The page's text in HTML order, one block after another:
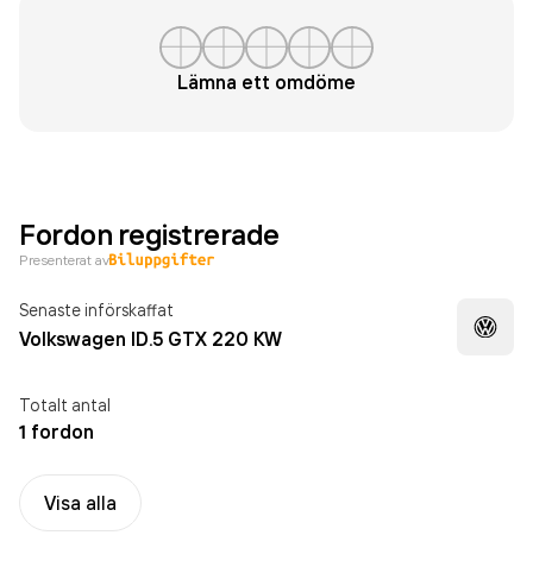
Lämna ett omdöme
Fordon registrerade
Presenterat av
Senaste införskaffat
Volkswagen ID.5 GTX 220 KW
Totalt antal
1 fordon
Visa alla